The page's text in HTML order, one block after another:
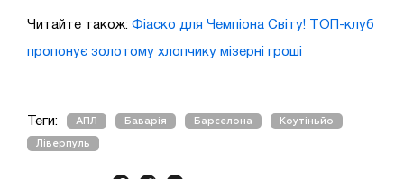
Читайте також: Фіаско для Чемпіона Світу! ТОП-клуб
пропонує золотому хлопчику мізерні гроші
Теги: АПЛ Баварія Барселона Коутіньйо
Ліверпуль